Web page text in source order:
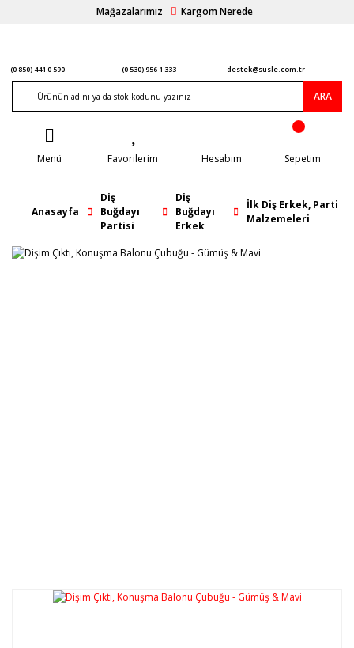
Mağazalarımız Kargom Nerede
(0 850) 441 0 590 (0 530) 956 1 333 destek@susle.com.tr
ARA
Menü Favorilerim Hesabım Sepetim
Anasayfa
Diş
Buğdayı
Partisi
Diş
Buğdayı
Erkek
İlk Diş Erkek, Parti
Malzemeleri